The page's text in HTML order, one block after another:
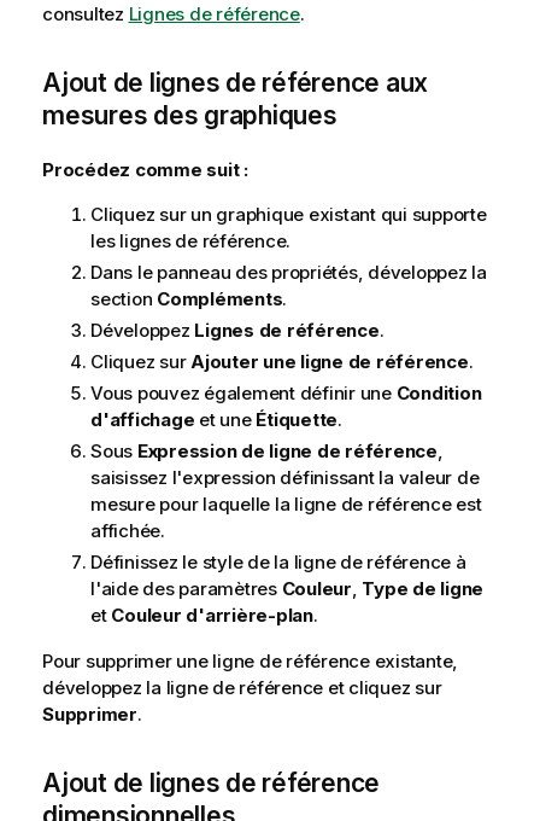
consultez Lignes de référence.
Ajout de lignes de référence aux
mesures des graphiques
Procédez comme suit :
Cliquez sur un graphique existant qui supporte
les lignes de référence.
Dans le panneau des propriétés, développez la
section Compléments.
Développez Lignes de référence.
Cliquez surAjouter une ligne de référence.
Vous pouvez également définir une Condition
d'affichage et une Étiquette.
Sous Expression de ligne de référence,
saisissez l'expression définissant la valeur de
mesure pour laquelle la ligne de référence est
affichée.
Définissez le style de la ligne de référence à
l'aide des paramètres Couleur, Type de ligne
et Couleur d'arrière-plan.
Pour supprimer une ligne de référence existante,
développez la ligne de référence et cliquez sur
Supprimer.
Ajout de lignes de référence